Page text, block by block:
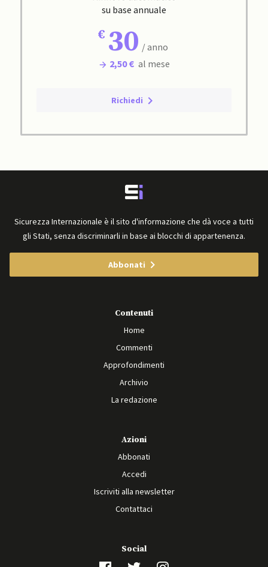
su base annuale
30 / anno
2,50 € al mese
Richiedi
Sicurezza Internazionale è il sito d'informazione che dà voce a tutti
gli Stati, senza discriminarli in base ai blocchi di appartenenza.
Abbonati
Contenuti
Home
Commenti
Approfondimenti
Archivio
La redazione
Azioni
Abbonati
Accedi
Iscriviti alla newsletter
Contattaci
Social